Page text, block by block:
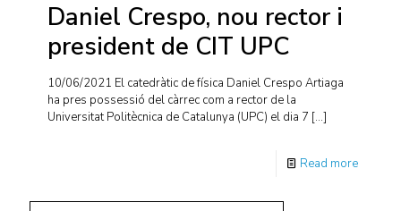
Daniel Crespo, nou rector i
president de CIT UPC
10/06/2021 El catedràtic de física Daniel Crespo Artiaga
ha pres possessió del càrrec com a rector de la
Universitat Politècnica de Catalunya (UPC) el dia 7 […]
Read more